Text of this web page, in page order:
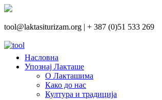
tool@laktasiturizam.org | + 387 (0)51 533 269
Насловна
Упознај Лакташе
О Лакташима
Како до нас
Култура и традиција